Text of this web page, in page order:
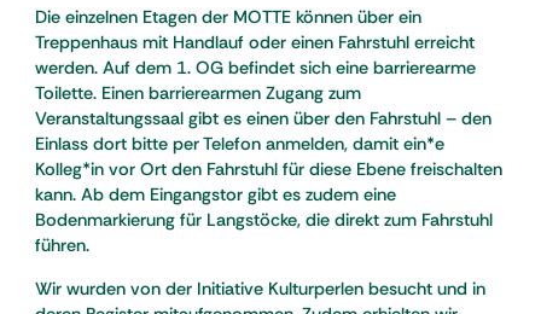
Die einzelnen Etagen der MOTTE können über ein
Treppenhaus mit Handlauf oder einen Fahrstuhl erreicht
werden. Auf dem 1. OG befindet sich eine barrierearme
Toilette. Einen barrierearmen Zugang zum
Veranstaltungssaal gibt es einen über den Fahrstuhl – den
Einlass dort bitte per Telefon anmelden, damit ein*e
Kolleg*in vor Ort den Fahrstuhl für diese Ebene freischalten
kann. Ab dem Eingangstor gibt es zudem eine
Bodenmarkierung für Langstöcke, die direkt zum Fahrstuhl
führen.
Wir wurden von der Initiative Kulturperlen besucht und in